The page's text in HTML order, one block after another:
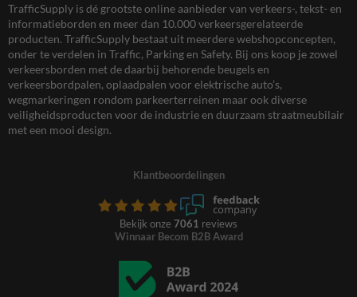
TrafficSupply is dé grootste online aanbieder van verkeers-, tekst- en
informatieborden en meer dan 10.000 verkeersgerelateerde
producten. TrafficSupply bestaat uit meerdere webshopconcepten,
onder te verdelen in Traffic, Parking en Safety. Bij ons koop je zowel
verkeersborden met de daarbij behorende beugels en
verkeersbordpalen, oplaadpalen voor elektrische auto’s,
wegmarkeringen rondom parkeerterreinen maar ook diverse
veiligheidsproducten voor de industrie en duurzaam straatmeubilair
met een mooi design.
Klantbeoordelingen
Bekijk onze 7061 reviews
Winnaar Becom B2B Award